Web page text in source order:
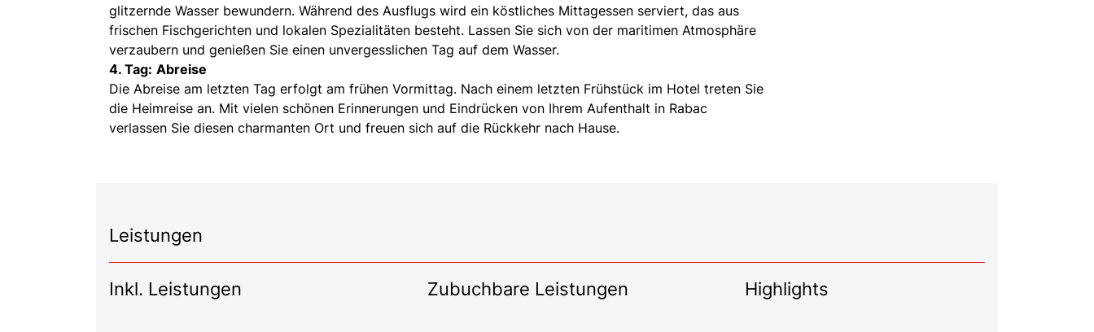
glitzernde Wasser bewundern. Während des Ausflugs wird ein köstliches Mittagessen serviert, das aus
frischen Fischgerichten und lokalen Spezialitäten besteht. Lassen Sie sich von der maritimen Atmosphäre
verzaubern und genießen Sie einen unvergesslichen Tag auf dem Wasser.
4. Tag: Abreise
Die Abreise am letzten Tag erfolgt am frühen Vormittag. Nach einem letzten Frühstück im Hotel treten Sie
die Heimreise an. Mit vielen schönen Erinnerungen und Eindrücken von Ihrem Aufenthalt in Rabac
verlassen Sie diesen charmanten Ort und freuen sich auf die Rückkehr nach Hause.
Leistungen
Inkl. Leistungen Zubuchbare Leistungen Highlights